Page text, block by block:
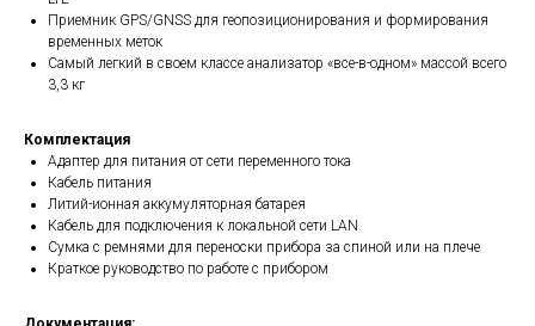
Приемник GPS/GNSS для геопозиционирования и формирования
временных меток
Самый легкий в своем классе анализатор «все-в-одном» массой всего
3,3 кг
Комплектация
Адаптер для питания от сети переменного тока
Кабель питания
Литий-ионная аккумуляторная батарея
Кабель для подключения к локальной сети LAN
Сумка с ремнями для переноски прибора за спиной или на плече
Краткое руководство по работе с прибором